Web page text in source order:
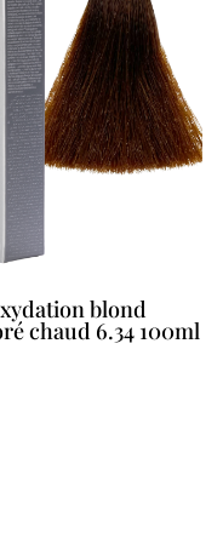
blond
chaud 6.34 100ml